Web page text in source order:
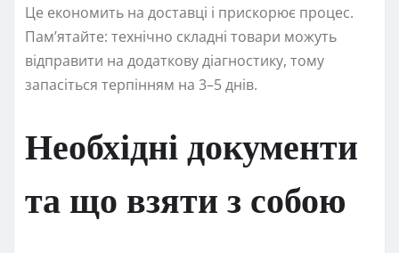
Це економить на доставці і прискорює процес.
Пам’ятайте: технічно складні товари можуть
відправити на додаткову діагностику, тому
запасіться терпінням на 3–5 днів.
Необхідні документи
та що взяти з собою